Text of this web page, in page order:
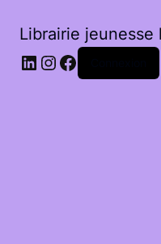
Librairie jeunesse
LinkedIn
Instagram
Facebook